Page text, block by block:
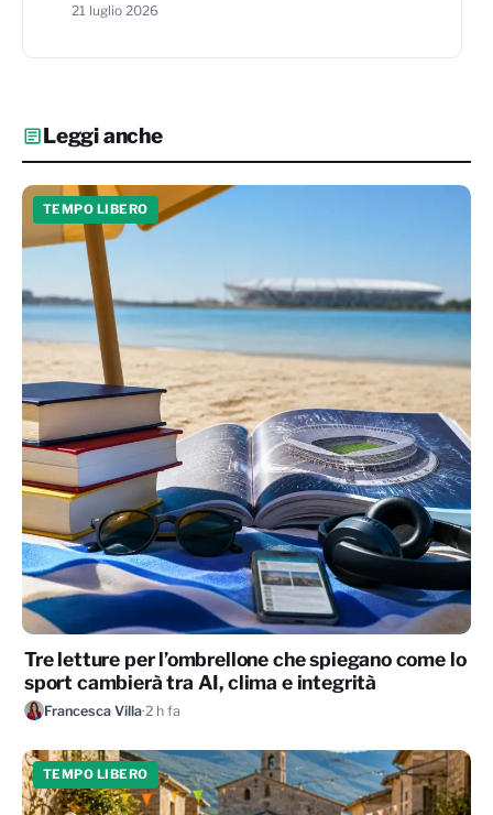
21 luglio 2026
Leggi anche
TEMPO LIBERO
Tre letture per l’ombrellone che spiegano come lo
sport cambierà tra AI, clima e integrità
Francesca Villa·2 h fa
TEMPO LIBERO